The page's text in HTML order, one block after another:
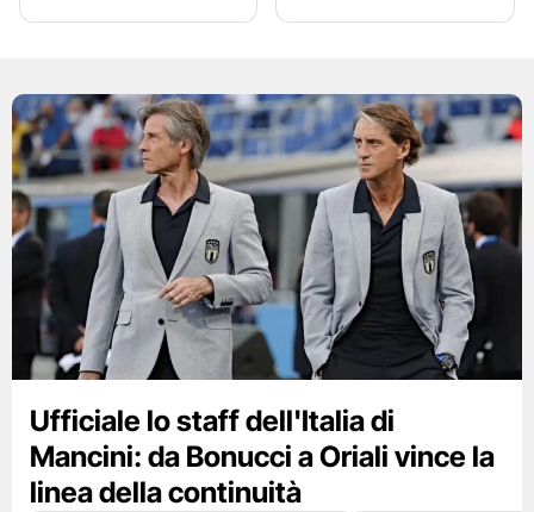
Ufficiale lo staff dell'Italia di
Mancini: da Bonucci a Oriali vince la
linea della continuità